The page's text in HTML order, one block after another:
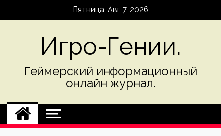
Пятница, Авг 7, 2026
Игро-Гении.
Геймерский информационный
онлайн журнал.